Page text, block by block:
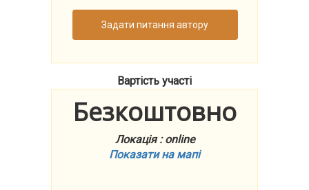
Задати питання автору
Вартість участі
Безкоштовно
Локація : online
Показати на мапі